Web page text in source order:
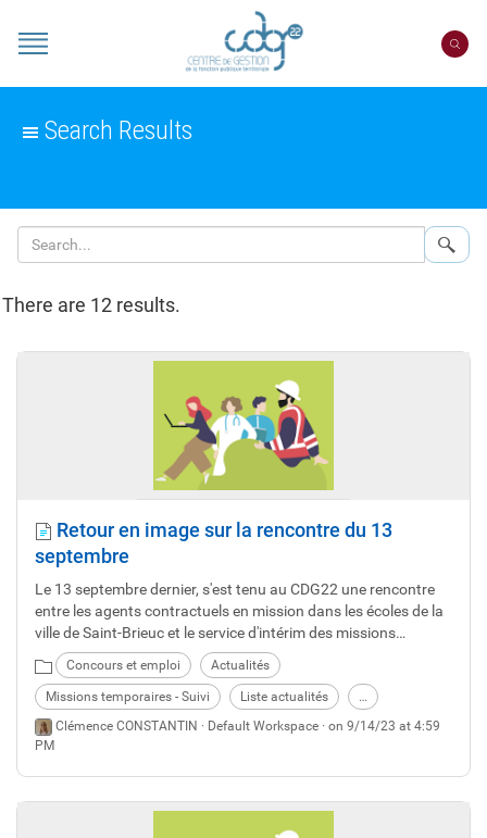
CDG
22
Search Results
There are 12 results.
Retour en image sur la rencontre du 13
septembre
Le 13 septembre dernier, s'est tenu au CDG22 une rencontre
entre les agents contractuels en mission dans les écoles de la
ville de Saint-Brieuc et le service d'intérim des missions
temporaires.
Concours et emploi Actualités
Missions temporaires - Suivi Liste actualités
…
Clémence CONSTANTIN · Default Workspace · on 9/14/23 at 4:59
PM